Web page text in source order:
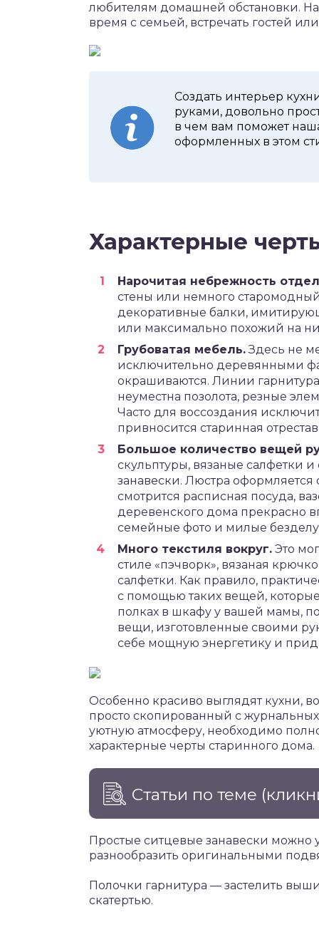
любителям домашней обстановки.
время с семьей, встречать гостей
Создать интерьер
руками, довольно
в чем вам поможет
оформленных в этом
Характерные
Нарочитая небрежность
стены или немного
декоративные балки,
или максимально похожий на
Грубоватая мебель.Здесь не
исключительно деревянными
окрашиваются. Линии
неуместна позолота, резные
Часто для воссоздания
привносится старинная
Большое количество вещей
скульптуры, вязаные салфетки
занавески. Люстра
смотрится расписная посуда,
деревенского дома прекрасно
семейные фото и милые
Много текстиля вокруг. Это
стиле «пэчворк», вязаная
салфетки. Как правило,
с помощью таких вещей,
полках в шкафу у вашей мамы,
вещи, изготовленные своими
себе мощную энергетику и
Особенно красиво выглядят кухни,
просто скопированный с
уютную атмосферу, необходимо
характерные черты старинного дома.
Статьи по теме
Простые ситцевые занавески
разнообразить оригинальными
Полочки гарнитура — застелить
скатертью.